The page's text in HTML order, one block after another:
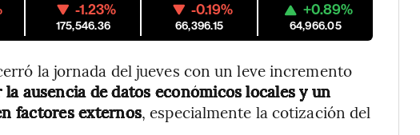
-1.23%
175,546.36
-0.19%
66,396.15
+0.89%
64,966.05
la jornada del jueves con un leve incremento
ausencia de datos económicos locales y un
factores externos, especialmente la cotización del